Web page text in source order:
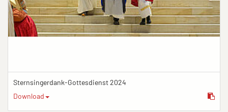
Sternsingerdank-Gottesdienst 2024
Download